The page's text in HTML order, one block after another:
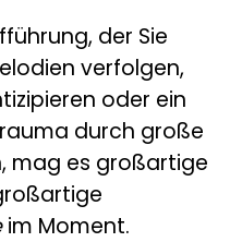
der Sie
verfolgen,
oder ein
durch große
mag es großartige
im Moment.